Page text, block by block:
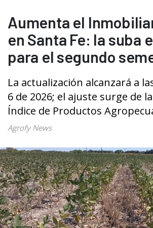
Aumenta el
en Santa Fe: la suba
para el segundo
La actualización alcanzará a
6 de 2026; el ajuste surge de
Índice de Productos
Agrofy News